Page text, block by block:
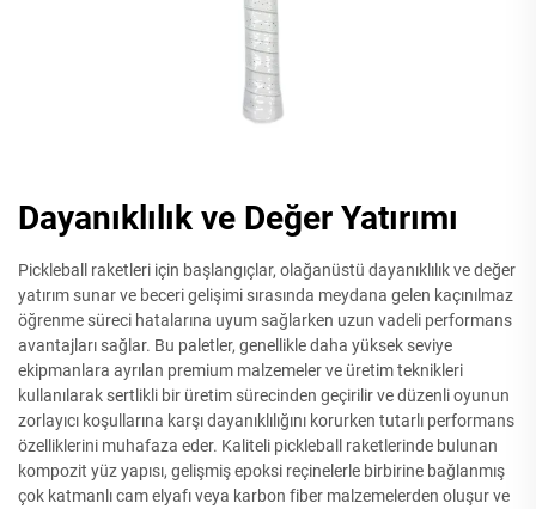
Dayanıklılık ve Değer Yatırımı
Pickleball raketleri için başlangıçlar, olağanüstü dayanıklılık ve değer
yatırım sunar ve beceri gelişimi sırasında meydana gelen kaçınılmaz
öğrenme süreci hatalarına uyum sağlarken uzun vadeli performans
avantajları sağlar. Bu paletler, genellikle daha yüksek seviye
ekipmanlara ayrılan premium malzemeler ve üretim teknikleri
kullanılarak sertlikli bir üretim sürecinden geçirilir ve düzenli oyunun
zorlayıcı koşullarına karşı dayanıklılığını korurken tutarlı performans
özelliklerini muhafaza eder. Kaliteli pickleball raketlerinde bulunan
kompozit yüz yapısı, gelişmiş epoksi reçinelerle birbirine bağlanmış
çok katmanlı cam elyafı veya karbon fiber malzemelerden oluşur ve